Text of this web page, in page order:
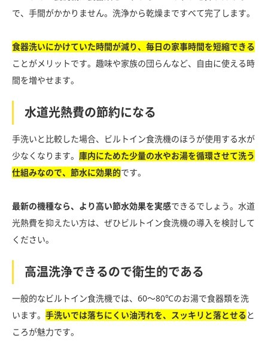
で、手間がかかりません。洗浄から乾燥まですべて完了します。
食器洗いにかけていた時間が減り、毎日の家事時間を短縮できる
ことがメリットです。趣味や家族の団らんなど、自由に使える時
間を増やせます。
水道光熱費の節約になる
手洗いと比較した場合、ビルトイン食洗機のほうが使用する水が
少なくなります。 庫内にためた少量の水やお湯を循環させて洗う
仕組みなので、節水に効果的です。
最新の機種なら、より高い節水効果を実感できるでしょう。水道
光熱費を抑えたい方は、ぜひビルトイン食洗機の導入を検討して
ください。
高温洗浄できるので衛生的である
一般的なビルトイン食洗機では、60〜80℃のお湯で食器類を洗
います。 手洗いでは落ちにくい油汚れを、スッキリと落とせると
ころが魅力です。